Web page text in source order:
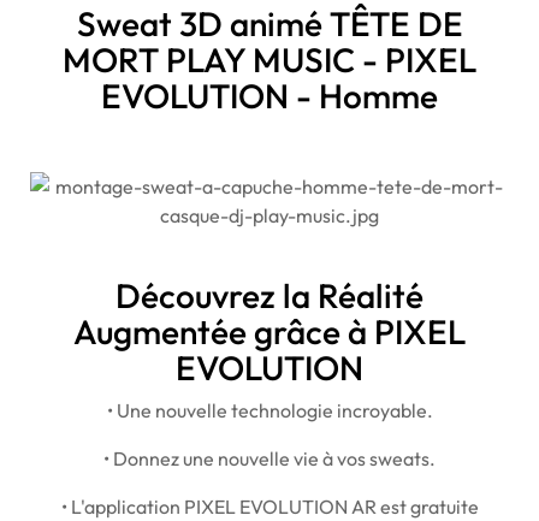
Sweat 3D animé TÊTE DE
MORT PLAY MUSIC - PIXEL
EVOLUTION - Homme
Découvrez la Réalité
Augmentée grâce à PIXEL
EVOLUTION
• Une nouvelle technologie incroyable.
• Donnez une nouvelle vie à vos sweats.
• L'application PIXEL EVOLUTION AR est gratuite